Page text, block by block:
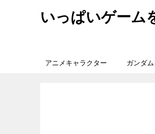
いっぱいゲーム
アニメキャラクター ガンダ